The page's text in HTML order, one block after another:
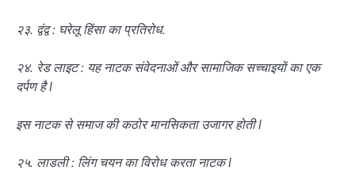
२३. द्वंद्व : घरेलू हिंसा का प्रतिरोध.
२४. रेड लाइट : यह नाटक संवेदनाओं और सामाजिक सच्चाइयों का एक
दर्पण है l
इस नाटक से समाज की कठोर मानसिकता उजागर होती l
२५. लाडली : लिंग चयन का विरोध करता नाटक l